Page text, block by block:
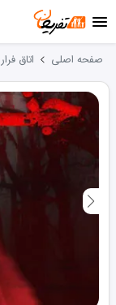
صفحه اصلی اتاق فرار